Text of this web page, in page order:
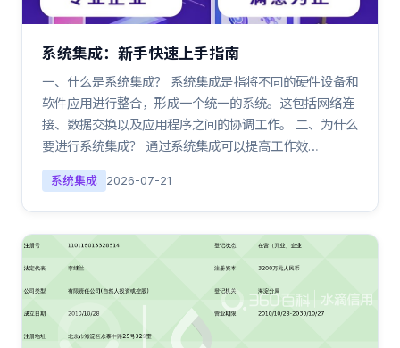
系统集成：新手快速上手指南
一、什么是系统集成？ 系统集成是指将不同的硬件设备和
软件应用进行整合，形成一个统一的系统。这包括网络连
接、数据交换以及应用程序之间的协调工作。 二、为什么
要进行系统集成？ 通过系统集成可以提高工作效…
系统集成 2026-07-21